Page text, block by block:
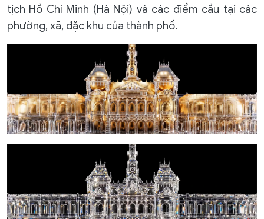
tịch Hồ Chí Minh (Hà Nội) và các điểm cầu tại các
phường, xã, đặc khu của thành phố.